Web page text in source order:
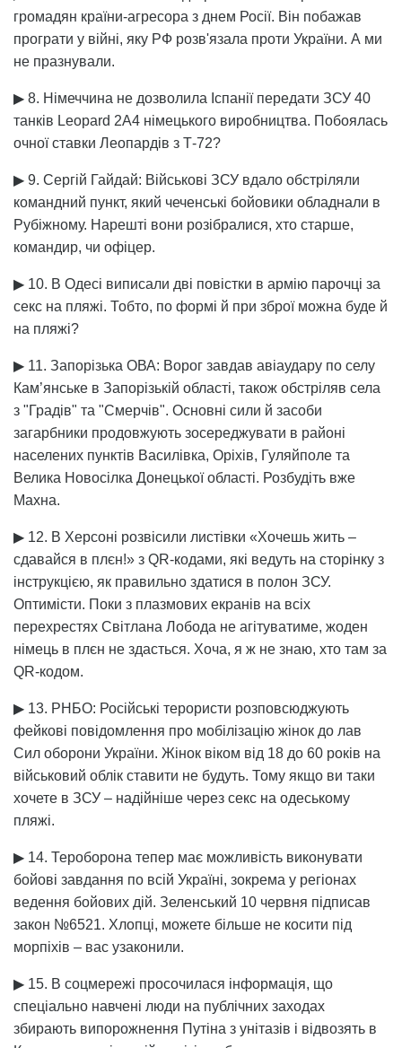
громадян країни-агресора з днем Росії. Він побажав
програти у війні, яку РФ розв'язала проти України. А ми
не празнували.
▶ 8. Німеччина не дозволила Іспанії передати ЗСУ 40
танків Leopard 2A4 німецького виробництва. Побоялась
очної ставки Леопардів з Т-72?
▶ 9. Сергій Гайдай: Військові ЗСУ вдало обстріляли
командний пункт, який чеченські бойовики обладнали в
Рубіжному. Нарешті вони розібралися, хто старше,
командир, чи офіцер.
▶ 10. В Одесі виписали дві повістки в армію парочці за
секс на пляжі. Тобто, по формі й при зброї можна буде й
на пляжі?
▶ 11. Запорізька ОВА: Ворог завдав авіаудару по селу
Кам’янське в Запорізькій області, також обстріляв села
з "Градів" та "Смерчів". Основні сили й засоби
загарбники продовжують зосереджувати в районі
населених пунктів Василівка, Оріхів, Гуляйполе та
Велика Новосілка Донецької області. Розбудіть вже
Махна.
▶ 12. В Херсоні розвісили листівки «Хочешь жить –
сдавайся в плєн!» з QR-кодами, які ведуть на сторінку з
інструкцією, як правильно здатися в полон ЗСУ.
Оптимісти. Поки з плазмових екранів на всіх
перехрестях Світлана Лобода не агітуватиме, жоден
німець в плєн не здасться. Хоча, я ж не знаю, хто там за
QR-кодом.
▶ 13. РНБО: Російські терористи розповсюджують
фейкові повідомлення про мобілізацію жінок до лав
Сил оборони України. Жінок віком від 18 до 60 років на
військовий облік ставити не будуть. Тому якщо ви таки
хочете в ЗСУ – надійніше через секс на одеському
пляжі.
▶ 14. Тероборона тепер має можливість виконувати
бойові завдання по всій Україні, зокрема у регіонах
ведення бойових дій. Зеленський 10 червня підписав
закон №6521. Хлопці, можете більше не косити під
морпіхів – вас узаконили.
▶ 15. В соцмережі просочилася інформація, що
спеціально навчені люди на публічних заходах
збирають випорожнення Путіна з унітазів і відвозять в